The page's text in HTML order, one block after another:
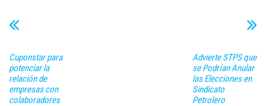
Cuponstar para
potenciar la
relación de
empresas con
colaboradores
Advierte STPS que
se Podrían Anular
las Elecciones en
Sindicato
Petrolero